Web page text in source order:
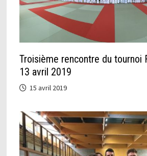
Troisième rencontre du tournoi
13 avril 2019
15 avril 2019